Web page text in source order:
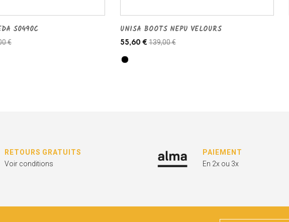
S0490C
€
UNISA BOOTS NEPU VELOURS
55,60 € 139,00 €
RETOURS GRATUITS
Voir conditions
PAIEMENT
En 2x ou 3x